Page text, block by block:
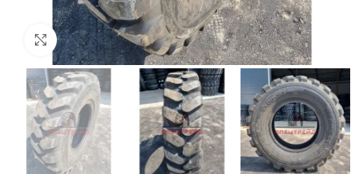
Нажмите, чтобы увеличить